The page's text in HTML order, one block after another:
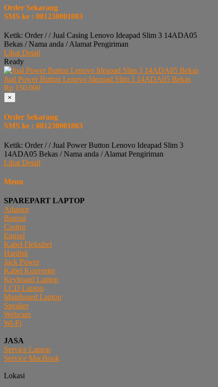
Order Sekarang
SMS ke : 081230001003
Ketik: Order / / Jual Casing Lenovo Ideapad Slim 3 14ADA05
Bekas / Nama anda / Alamat Pengiriman
Lihat Detail
Ready
Jual Power Button Lenovo Ideapad Slim 3 14ADA05 Bekas
Rp 150.000
×
Order Sekarang
SMS ke : 081230001003
Ketik: Order / / Jual Power Button Lenovo Ideapad Slim 3
14ADA05 Bekas / Nama anda / Alamat Pengiriman
Lihat Detail
Menu
SPAREPART LAPTOP
Adaptor
Baterai
Casing
Engsel
Kabel Fleksibel
Hardisk
Jack Power
Kabel Konverter
Keyboard Laptop
LCD Laptop
Mainboard Laptop
Speaker
Webcam
Wi-Fi
JASA
Service Laptop
Service MacBook
Lokasi